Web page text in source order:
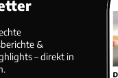
&
– direkt in